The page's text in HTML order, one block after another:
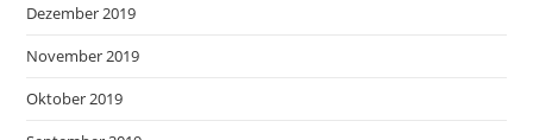
Dezember 2019
November 2019
Oktober 2019